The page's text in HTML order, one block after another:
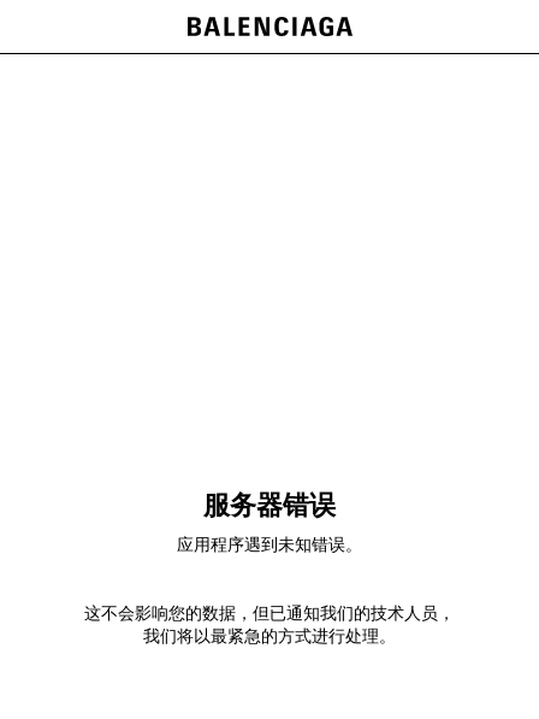
服务器错误
应用程序遇到未知错误。
这不会影响您的数据，但已通知我们的技术人员，
我们将以最紧急的方式进行处理。